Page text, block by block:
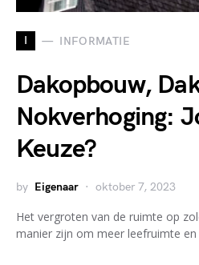
I INFORMATIE
Dakopbouw,
Nokverhoging:
Keuze?
by Eigenaar oktober 7, 2023
Het vergroten van de ruimte op
manier zijn om meer leefruimte